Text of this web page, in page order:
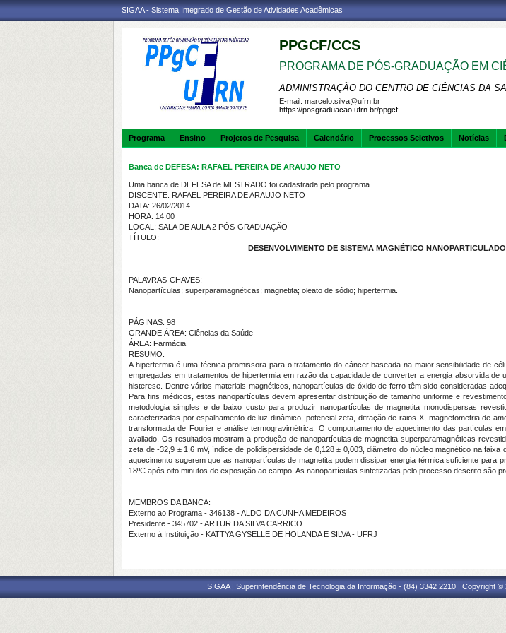
SIGAA - Sistema Integrado de Gestão de Atividades Acadêmicas
PPGCF/CCS
PROGRAMA DE PÓS-GRADUAÇÃO EM
ADMINISTRAÇÃO DO CENTRO DE CIÊNCIAS DA
E-mail: marcelo.silva@ufrn.br
https://posgraduacao.ufrn.br/ppgcf
Programa Ensino Projetos de Pesquisa Calendário Processos Seletivos Notícias
Banca de DEFESA: RAFAEL PEREIRA DE ARAUJO NETO
Uma banca de DEFESA de MESTRADO foi cadastrada pelo programa.
DISCENTE: RAFAEL PEREIRA DE ARAUJO NETO
DATA: 26/02/2014
HORA: 14:00
LOCAL: SALA DE AULA 2 PÓS-GRADUAÇÃO
TÍTULO:
DESENVOLVIMENTO DE SISTEMA MAGNÉTICO
PALAVRAS-CHAVES:
Nanopartículas; superparamagnéticas; magnetita; oleato de sódio; hipertermia.
PÁGINAS: 98
GRANDE ÁREA: Ciências da Saúde
ÁREA: Farmácia
RESUMO:
A hipertermia é uma técnica promissora para o tratamento do câncer baseada na maior sensibilidade de
empregadas em tratamentos de hipertermia em razão da capacidade de converter a energia absorvida
histerese. Dentre vários materiais magnéticos, nanopartículas de óxido de ferro têm sido consideradas
Para fins médicos, estas nanopartículas devem apresentar distribuição de tamanho uniforme e
metodologia simples e de baixo custo para produzir nanopartículas de magnetita monodispersas
caracterizadas por espalhamento de luz dinâmico, potencial zeta, difração de raios-X, magnetometria de
transformada de Fourier e análise termogravimétrica. O comportamento de aquecimento das partículas
avaliado. Os resultados mostram a produção de nanopartículas de magnetita superparamagnéticas
zeta de -32,9 ± 1,6 mV, índice de polidispersidade de 0,128 ± 0,003, diâmetro do núcleo magnético na
aquecimento sugerem que as nanopartículas de magnetita podem dissipar energia térmica suficiente para
18ºC após oito minutos de exposição ao campo. As nanopartículas sintetizadas pelo processo descrito são
MEMBROS DA BANCA:
Externo ao Programa - 346138 - ALDO DA CUNHA MEDEIROS
Presidente - 345702 - ARTUR DA SILVA CARRICO
Externo à Instituição - KATTYA GYSELLE DE HOLANDA E SILVA - UFRJ
SIGAA | Superintendência de Tecnologia da Informação - (84) 3342 2210 | Copyright